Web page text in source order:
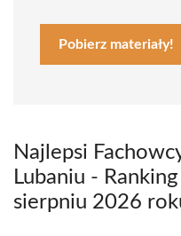
Pobierz materiały!
Najlepsi
Lubaniu -
sierpniu 2026